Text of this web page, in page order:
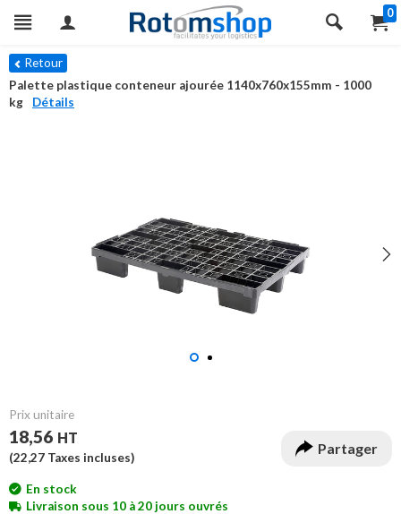
0
Retour
Palette plastique conteneur ajourée 1140x760x155mm - 1000
kg
Détails
Prix unitaire
18,56 HT
(22,27 Taxes incluses)
Partager
En stock
Livraison sous 10 à 20 jours ouvrés